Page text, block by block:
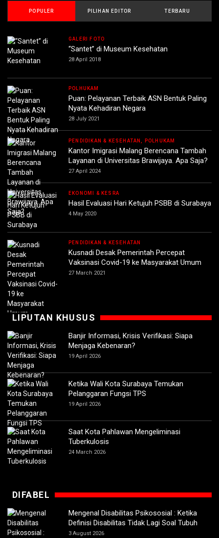
POPULER PILIHAN EDITOR TERBARU
GALERI FOTO
“Santet” di Museum Kesehatan
28 April 2018
POLHUKAM
Puan: Pelayanan Terbaik ASN Bentuk Paling
Nyata Kehadiran Negara
28 July 2021
PENDIDIKAN & KESEHATAN, POLHUKAM
Kantor Imigrasi Malang Berencana Tambah
Layanan di Universitas Brawijaya. Apa Saja?
27 April 2024
EKONOMI & KESRA
Hasil Evaluasi Hari Ketujuh PSBB di Surabaya
4 May 2020
PENDIDIKAN & KESEHATAN
Kusnadi Desak Pemerintah Percepat
Vaksinasi Covid-19 ke Masyarakat Umum
27 March 2021
LIPUTAN KHUSUS
Banjir Informasi, Krisis Verifikasi: Siapa
Menjaga Kebenaran?
19 April 2026
Ketika Wali Kota Surabaya Temukan
Pelanggaran Fungsi TPS
19 April 2026
Saat Kota Pahlawan Mengeliminasi
Tuberkulosis
24 March 2026
DIFABEL
Mengenal Disabilitas Psikososial : Ketika
Definisi Disabilitas Tidak Lagi Soal Tubuh
3 August 2026